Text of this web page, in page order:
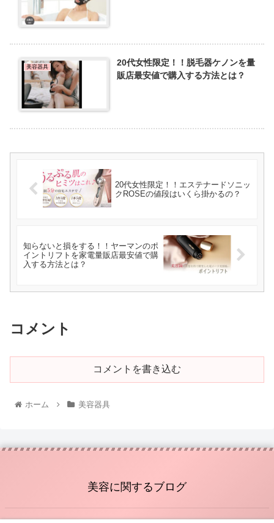
美容器具
20代女性限定！！脱毛器ケノンを量
販店最安値で購入する方法とは？
20代女性限定！！エステナードソニッ
クROSEの値段はいくら掛かるの？
知らないと損をする！！ヤーマンのポ
イントリフトを家電量販店最安値で購
入する方法とは？
コメント
コメントを書き込む
ホーム 美容器具
美容に関するブログ